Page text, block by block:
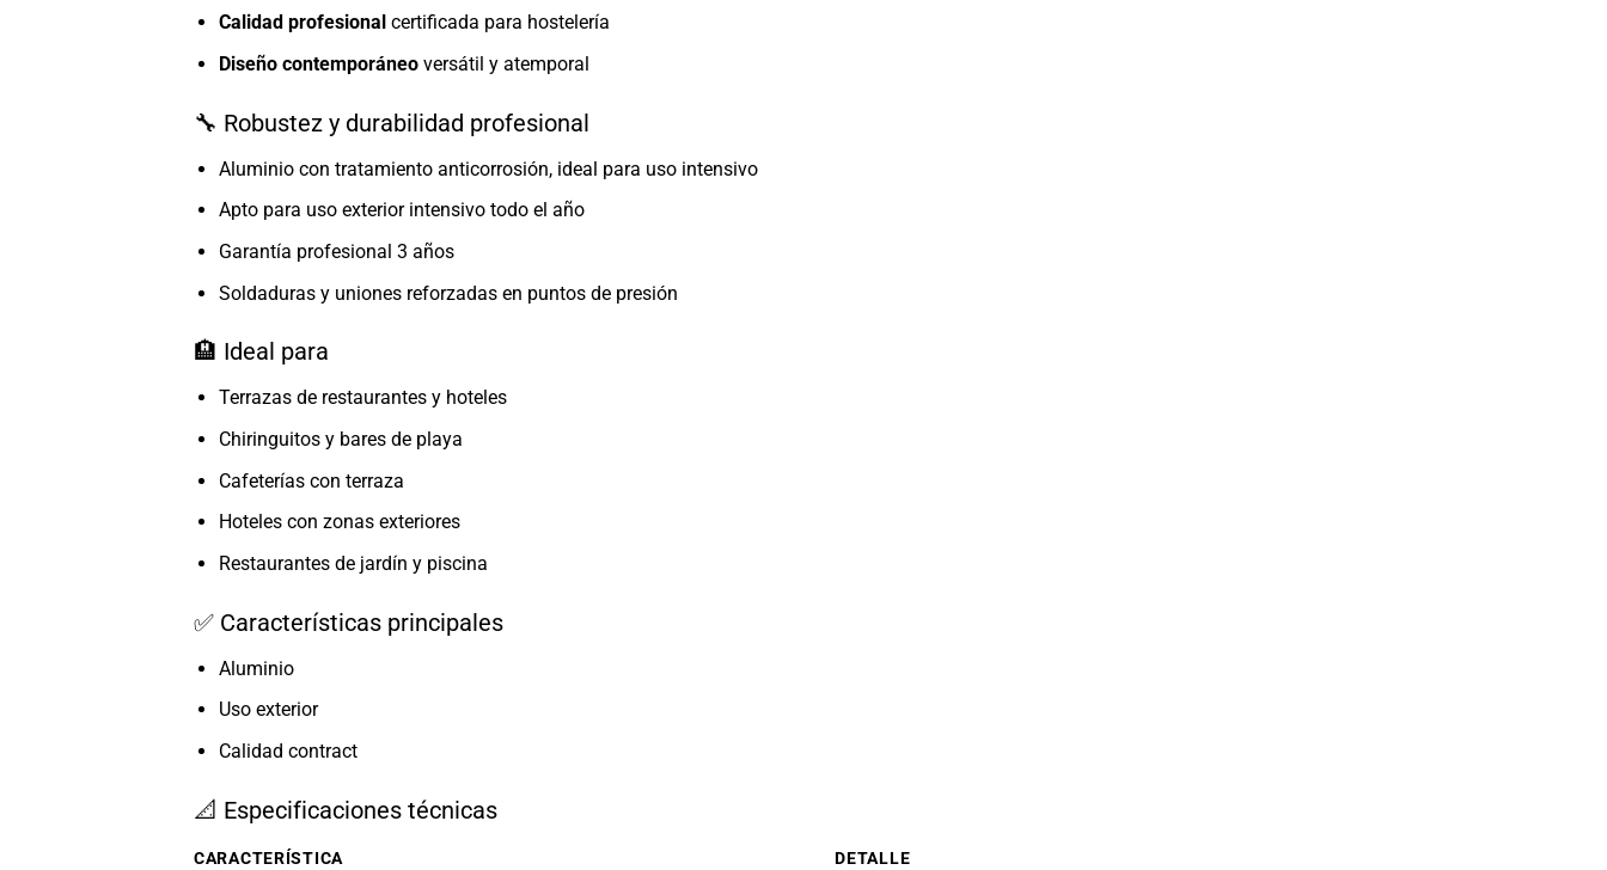
Calidad profesional certificada para hostelería
Diseño contemporáneoversátil y atemporal
🔧 Robustez y durabilidad profesional
Aluminio con tratamiento anticorrosión, ideal para uso intensivo
Apto para uso exterior intensivo todo el año
Garantía profesional 3 años
Soldaduras y uniones reforzadas en puntos de presión
🏨 Ideal para
Terrazas de restaurantes y hoteles
Chiringuitos y bares de playa
Cafeterías con terraza
Hoteles con zonas exteriores
Restaurantes de jardín y piscina
✅ Características principales
Aluminio
Uso exterior
Calidad contract
📐 Especificaciones técnicas
CARACTERÍSTICA
DETALLE